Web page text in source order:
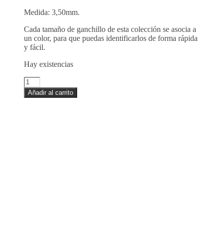
Medida: 3,50mm.
Cada tamaño de ganchillo de esta colección se asocia a
un color, para que puedas identificarlos de forma rápida
y fácil.
Hay existencias
Ganchillo
Knitpro
Waves
Añadir al carrito